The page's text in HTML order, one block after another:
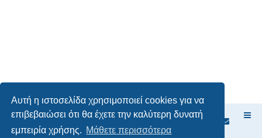
Αυτή η ιστοσελίδα χρησιμοποιεί cookies για να
επιβεβαιώσει ότι θα έχετε την καλύτερη δυνατή
εμπειρία χρήσης. Μάθετε περισσότερα
Ευρετήριο Δ. Συζήτησης